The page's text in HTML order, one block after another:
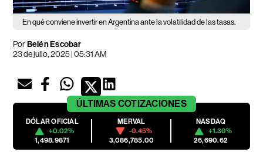
En qué conviene invertir en Argentina ante la volatilidad de las tasas.
PorBelén Escobar
23 de julio, 2025 | 05:31 AM
ÚLTIMAS COTIZACIONES
DÓLAR OFICIAL
+0.02%
1,498.9871
MERVAL
-0.45%
3,086,785.00
NASDAQ
+1.30%
26,690.62